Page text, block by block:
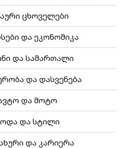
ცხოველები
და ეკონომიკა
და სამართალი
და დასვენება
და მოტო
და სტილი
და კარიერა